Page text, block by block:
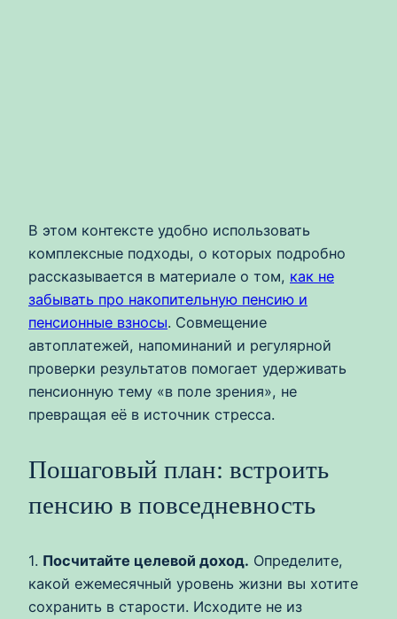
В этом контексте удобно использовать
комплексные подходы, о которых подробно
рассказывается в материале о том, как не
забывать про накопительную пенсию и
пенсионные взносы. Совмещение
автоплатежей, напоминаний и регулярной
проверки результатов помогает удерживать
пенсионную тему «в поле зрения», не
превращая её в источник стресса.
Пошаговый план: встроить
пенсию в повседневность
1. Посчитайте целевой доход. Определите,
какой ежемесячный уровень жизни вы хотите
сохранить в старости. Исходите не из